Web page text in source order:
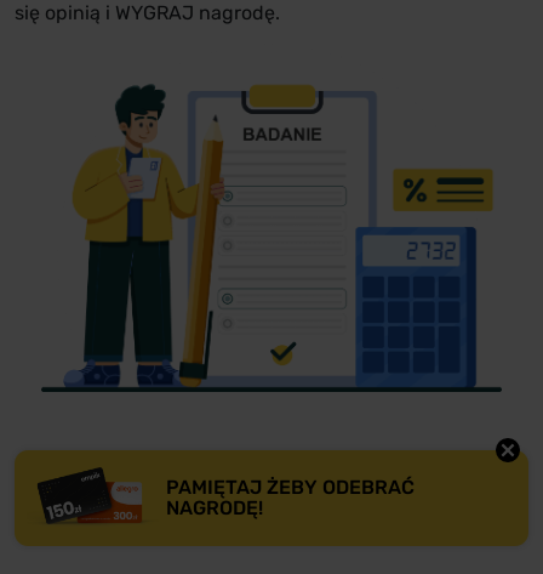
się opinią i WYGRAJ nagrodę.
PAMIĘTAJ ŻEBY ODEBRAĆ
NAGRODĘ!